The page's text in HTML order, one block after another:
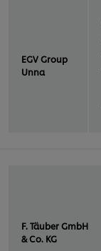
EGV Group
Unna
F. Täuber GmbH
& Co. KG